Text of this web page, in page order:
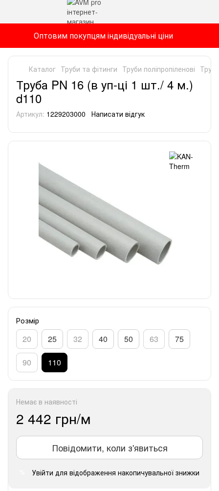
Оптовим покупцям індивідуальні ціни
Каталог Труби та фітинги Труби поліпропіленові
Труба PN 16 (в уп-ці 1 шт./ 4 м.)
d110
Артикул: 1229203000 Написати відгук
Розмір
20 25 32 40 50 63 75
90 110
Немає в наявності
2 442 грн/м
Повідомити, коли з'явиться
Увійти для відображення накопичувальної знижки